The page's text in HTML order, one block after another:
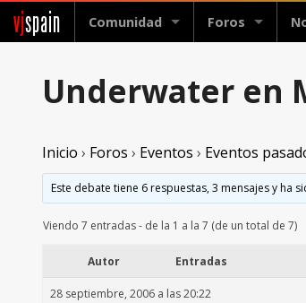
vjspain Comunidad Foros
Underwater en
Inicio › Foros › Eventos › Eventos
Este debate tiene 6 respuestas, 3 mensajes y ha
Viendo 7 entradas - de la 1 a la 7 (de un total de 7)
Autor Entradas
28 septiembre, 2006 a las 20:22